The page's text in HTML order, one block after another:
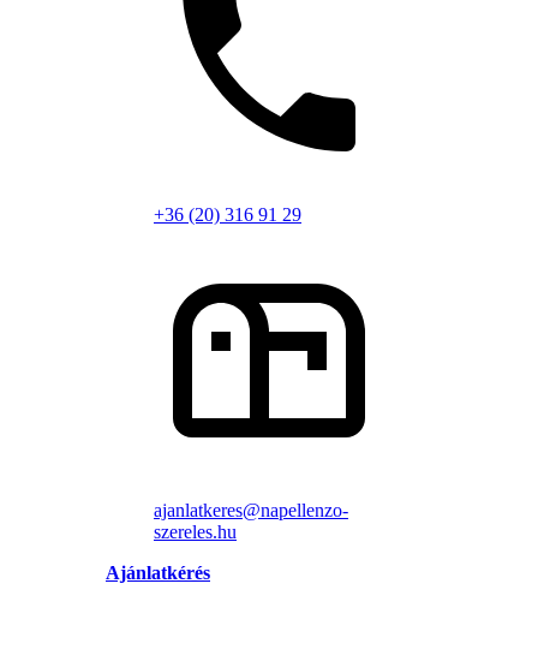
+36 (20) 316 91 29
ajanlatkeres@napellenzo-
szereles.hu
Ajánlatkérés